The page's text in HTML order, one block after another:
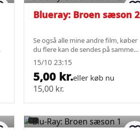
Blueray: Broen sæson 2
Se også alle mine andre film, køber
du flere kan de sendes på samme
fragt.
15/10 23:15
5,00 kr.eller køb nu
15,00 kr.